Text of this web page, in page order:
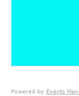
Powered by Events